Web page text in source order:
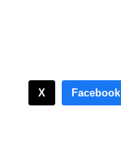
X Facebook